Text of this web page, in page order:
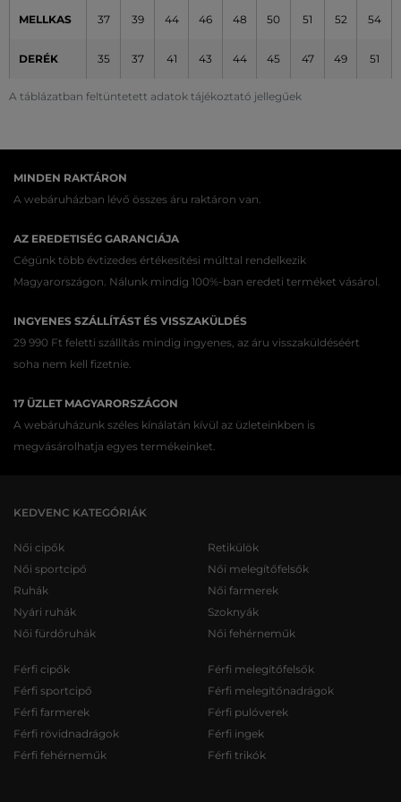
A táblázatban feltüntetett adatok tájékoztató jellegűek
MELLKAS 37 39 44 46 48 50 51 52 54
DERÉK 35 37 41 43 44 45 47 49 51
MINDEN RAKTÁRON
A webáruházban lévő összes áru raktáron van.
AZ EREDETISÉG GARANCIÁJA
Cégünk több évtizedes értékesítési múlttal rendelkezik
Magyarországon. Nálunk mindig 100%-ban eredeti terméket vásárol.
INGYENES SZÁLLÍTÁST ÉS VISSZAKÜLDÉS
29 990 Ft feletti szállítás mindig ingyenes, az áru visszaküldéséért
soha nem kell fizetnie.
17 ÜZLET MAGYARORSZÁGON
A webáruházunk széles kínálatán kívül az üzleteinkben is
megvásárolhatja egyes termékeinket.
KEDVENC KATEGÓRIÁK
Női cipők
Női sportcipő
Ruhák
Nyári ruhák
Női fürdőruhák
Retikülök
Női melegítőfelsők
Női farmerek
Szoknyák
Női fehérneműk
Férfi cipők
Férfi sportcipő
Férfi farmerek
Férfi rövidnadrágok
Férfi fehérneműk
Férfi melegítőfelsők
Férfi melegítőnadrágok
Férfi pulóverek
Férfi ingek
Férfi trikók